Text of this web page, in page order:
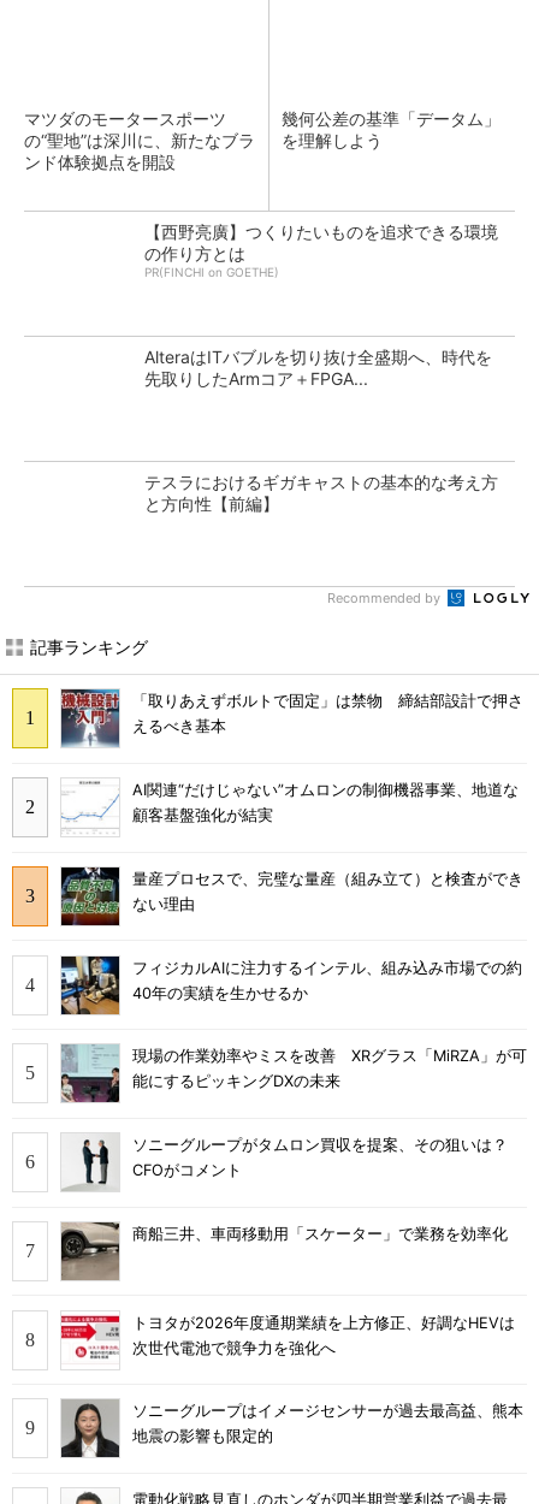
マツダのモータースポーツ
の“聖地”は深川に、新たなブラ
ンド体験拠点を開設
幾何公差の基準「データム」
を理解しよう
【西野亮廣】つくりたいものを追求できる環境
の作り方とは
PR(FINCHI on GOETHE)
AlteraはITバブルを切り抜け全盛期へ、時代を
先取りしたArmコア＋FPGA...
テスラにおけるギガキャストの基本的な考え方
と方向性【前編】
Recommended by
記事ランキング
「取りあえずボルトで固定」は禁物 締結部設計で押さ
えるべき基本
AI関連“だけじゃない”オムロンの制御機器事業、地道な
顧客基盤強化が結実
量産プロセスで、完璧な量産（組み立て）と検査ができ
ない理由
フィジカルAIに注力するインテル、組み込み市場での約
40年の実績を生かせるか
現場の作業効率やミスを改善 XRグラス「MiRZA」が可
能にするピッキングDXの未来
ソニーグループがタムロン買収を提案、その狙いは？
CFOがコメント
商船三井、車両移動用「スケーター」で業務を効率化
トヨタが2026年度通期業績を上方修正、好調なHEVは
次世代電池で競争力を強化へ
ソニーグループはイメージセンサーが過去最高益、熊本
地震の影響も限定的
電動化戦略見直しのホンダが四半期営業利益で過去最